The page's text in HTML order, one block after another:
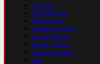
Contatti
La Redazione
Nota Legale
Gestione Cookie
Cookie Policy
Privacy Policy
Cond. Generali
Faq